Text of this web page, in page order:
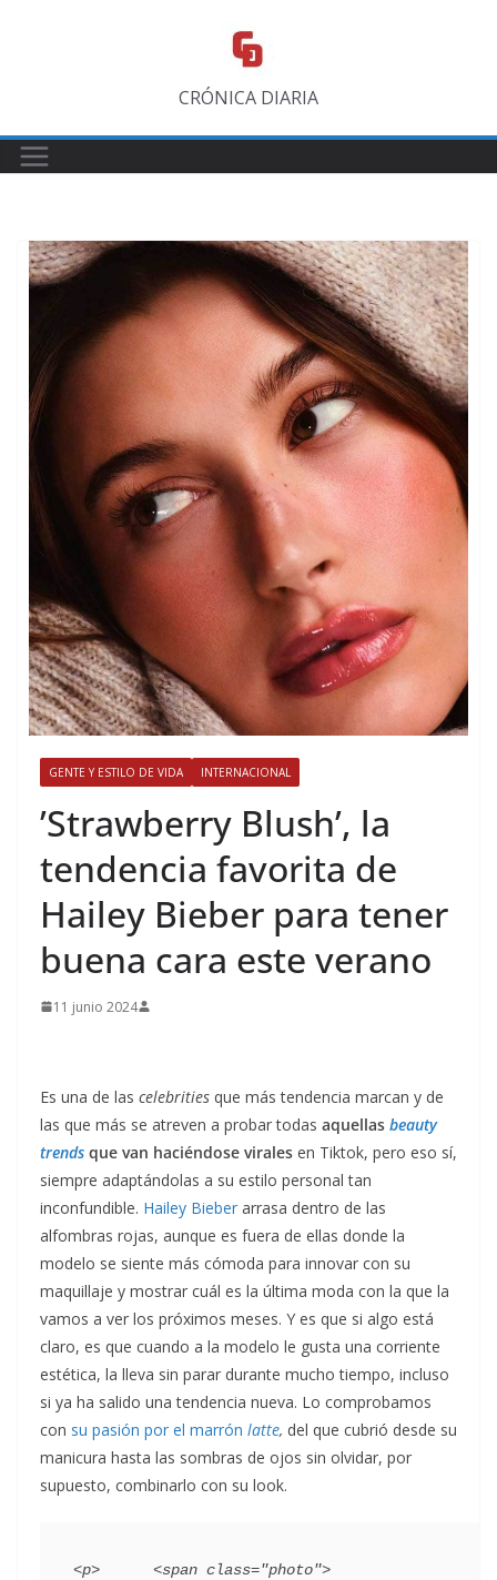
CRÓNICA DIARIA
GENTE Y ESTILO DE VIDA INTERNACIONAL
​’Strawberry Blush’, la
tendencia favorita de
Hailey Bieber para tener
buena cara este verano
11 junio 2024
Es una de las celebrities que más tendencia marcan y de
las que más se atreven a probar todas aquellas beauty
trends que van haciéndose virales en Tiktok, pero eso sí,
siempre adaptándolas a su estilo personal tan
inconfundible. Hailey Bieber arrasa dentro de las
alfombras rojas, aunque es fuera de ellas donde la
modelo se siente más cómoda para innovar con su
maquillaje y mostrar cuál es la última moda con la que la
vamos a ver los próximos meses. Y es que si algo está
claro, es que cuando a la modelo le gusta una corriente
estética, la lleva sin parar durante mucho tiempo, incluso
si ya ha salido una tendencia nueva. Lo comprobamos
con su pasión por el marrón latte, del que cubrió desde su
manicura hasta las sombras de ojos sin olvidar, por
supuesto, combinarlo con su look.
<p>      <span class="photo">